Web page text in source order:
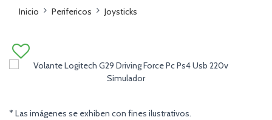
Inicio Perifericos Joysticks
* Las imágenes se exhiben con fines ilustrativos.